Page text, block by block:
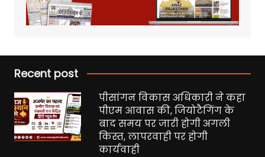
Recent post
पीसांगन विकास अधिकारी ने कहा
पीएम आवास की, जियोटैगिंग के
बाद समय पर जारी होगी अगली
किस्त, लापरवाही पर होगी
कार्यवाही